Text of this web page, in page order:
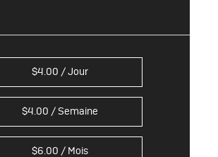
$4.00 / Jour
$4.00 / Semaine
$6.00 / Mois